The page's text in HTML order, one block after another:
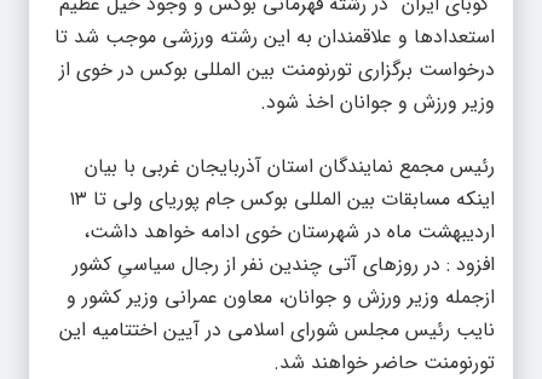
استعدادها و علاقمندان به این رشته ورزشی موجب شد تا
درخواست برگزاری تورنومنت بین المللی بوکس در خوی از
وزیر ورزش و جوانان اخذ شود.
رئیس مجمع نمایندگان استان آذربایجان غربی با بیان
اینکه مسابقات بین المللی بوکس جام پوریای ولی تا ۱۳
اردیبهشت ماه در شهرستان خوی ادامه خواهد داشت،
افزود : در روزهای آتی چندین نفر از رجال سیاسیِ کشور
ازجمله وزیر ورزش و جوانان، معاون عمرانی وزیر کشور و
نایب رئیس مجلس شورای اسلامی در آیین اختتامیه این
تورنومنت حاضر خواهند شد.